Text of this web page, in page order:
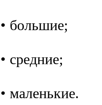
• большие;
• средние;
• маленькие.